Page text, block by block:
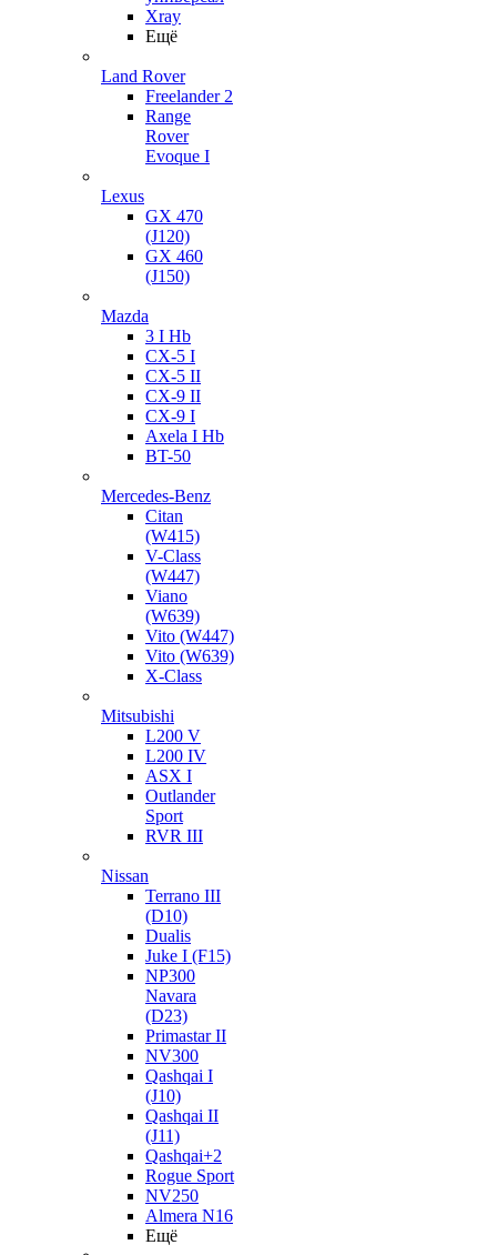
Xray
Ещё
Land Rover
Freelander 2
Range
Rover
Evoque I
Lexus
GX 470
(J120)
GX 460
(J150)
Mazda
3 I Hb
CX-5 I
CX-5 II
CX-9 II
CX-9 I
Axela I Hb
BT-50
Mercedes-Benz
Citan
(W415)
V-Class
(W447)
Viano
(W639)
Vito (W447)
Vito (W639)
X-Class
Mitsubishi
L200 V
L200 IV
ASX I
Outlander
Sport
RVR III
Nissan
Terrano III
(D10)
Dualis
Juke I (F15)
NP300
Navara
(D23)
Primastar II
NV300
Qashqai I
(J10)
Qashqai II
(J11)
Qashqai+2
Rogue Sport
NV250
Almera N16
Ещё